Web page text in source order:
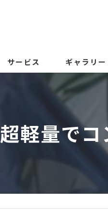
サービス ギャラリー
超軽量でコ